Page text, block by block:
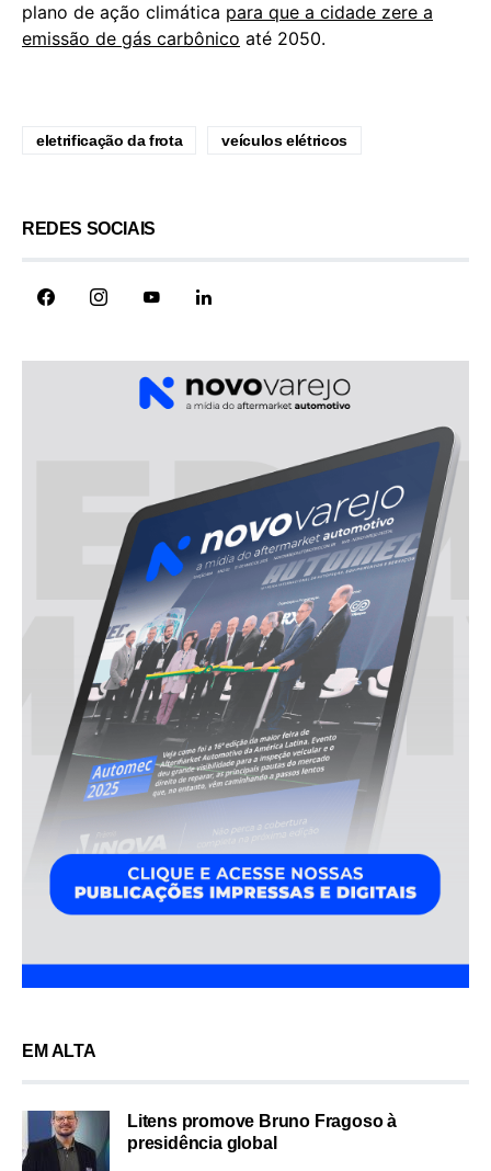
plano de ação climática para que a cidade zere a
emissão de gás carbônico até 2050.
eletrificação da frota veículos elétricos
REDES SOCIAIS
EM ALTA
Litens promove Bruno Fragoso à
presidência global